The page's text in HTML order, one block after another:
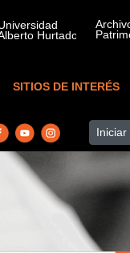
SITIOS DE INTERÉS
Iniciar